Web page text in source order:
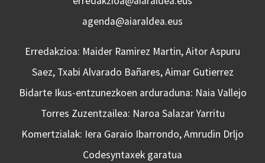
agenda@aiaraldea.eus
Erredakzioa: Maider Ramirez Martin, Aitor Aspuru
Saez, Txabi Alvarado Bañares, Aimar Gutierrez
Bidarte Ikus-entzunezkoen arduraduna: Naia Vallejo
Torres Zuzentzailea: Naroa Salazar Yarritu
Komertzialak: Iera Garaio Ibarrondo, Amrudin Drljo
Codesyntaxek garatua